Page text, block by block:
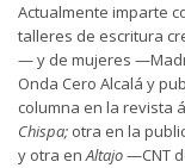
Actualmente imparte
talleres de escritura
— y de mujeres
Onda Cero Alcalá y
columna en la revista
Chispa; otra en la
y otra enAltajo—CNT